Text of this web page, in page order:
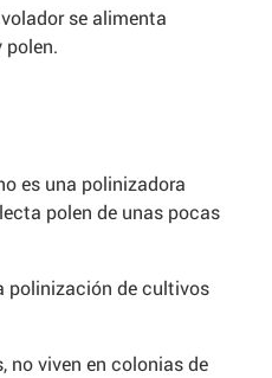
se alimenta
polen.
es una polinizadora
polen de unas pocas
polinización de cultivos
no viven en colonias de